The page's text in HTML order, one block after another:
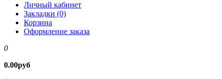
Личный кабинет
Закладки (0)
Корзина
Оформление заказа
0
0.00руб